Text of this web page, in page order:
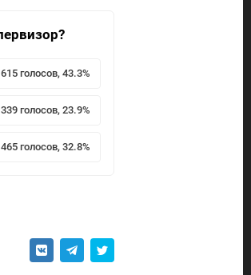
615 голосов, 43.3%
339 голосов, 23.9%
465 голосов, 32.8%